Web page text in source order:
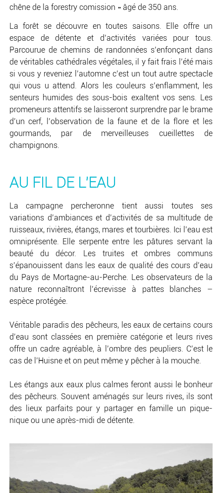
chêne de la forestry comission » âgé de 350 ans.
La forêt se découvre en toutes saisons. Elle offre un
espace de détente et d’activités variées pour tous.
Parcourue de chemins de randonnées s’enfonçant dans
de véritables cathédrales végétales, il y fait frais l’été mais
si vous y reveniez l’automne c’est un tout autre spectacle
qui vous u attend. Alors les couleurs s’enflamment, les
senteurs humides des sous-bois exaltent vos sens. Les
promeneurs attentifs se laisseront surprendre par le brame
d’un cerf, l’observation de la faune et de la flore et les
gourmands, par de merveilleuses cueillettes de
champignons.
AU FIL DE L'EAU
La campagne percheronne tient aussi toutes ses
variations d’ambiances et d’activités de sa multitude de
ruisseaux, rivières, étangs, mares et tourbières. Ici l’eau est
omniprésente. Elle serpente entre les pâtures servant la
beauté du décor. Les truites et ombres communs
s’épanouissent dans les eaux de qualité des cours d’eau
du Pays de Mortagne-au-Perche. Les observateurs de la
nature reconnaîtront l’écrevisse à pattes blanches –
espèce protégée.
Véritable paradis des pêcheurs, les eaux de certains cours
d’eau sont classées en première catégorie et leurs rives
offre un cadre agréable, à l’ombre des peupliers. C’est le
cas de l’Huisne et on peut même y pêcher à la mouche.
Les étangs aux eaux plus calmes feront aussi le bonheur
des pêcheurs. Souvent aménagés sur leurs rives, ils sont
des lieux parfaits pour y partager en famille un pique-
nique ou une après-midi de détente.